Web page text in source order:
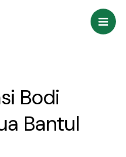
Bodi
Bantul